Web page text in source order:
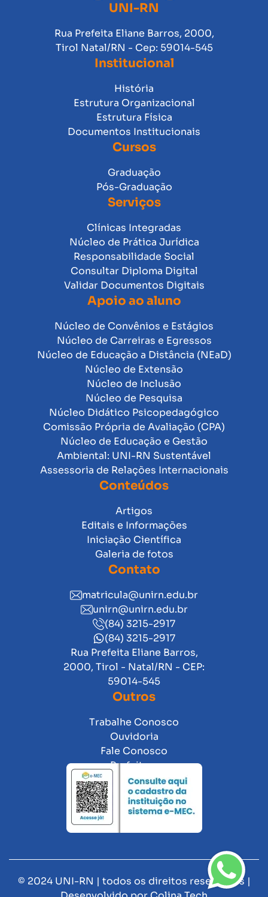
UNI-RN
Rua Prefeita Eliane Barros, 2000,
Tirol Natal/RN - Cep: 59014-545
Institucional
História
Estrutura Organizacional
Estrutura Física
Documentos Institucionais
Cursos
Graduação
Pós-Graduação
Serviços
Clínicas Integradas
Núcleo de Prática Jurídica
Responsabilidade Social
Consultar Diploma Digital
Validar Documentos Digitais
Apoio ao aluno
Núcleo de Convênios e Estágios
Núcleo de Carreiras e Egressos
Núcleo de Educação a Distância (NEaD)
Núcleo de Extensão
Núcleo de Inclusão
Núcleo de Pesquisa
Núcleo Didático Psicopedagógico
Comissão Própria de Avaliação (CPA)
Núcleo de Educação e Gestão
Ambiental: UNI-RN Sustentável
Assessoria de Relações Internacionais
Conteúdos
Artigos
Editais e Informações
Iniciação Científica
Galeria de fotos
Contato
matricula@unirn.edu.br
unirn@unirn.edu.br
(84) 3215-2917
(84) 3215-2917
Rua Prefeita Eliane Barros,
2000, Tirol - Natal/RN - CEP:
59014-545
Outros
Trabalhe Conosco
Ouvidoria
Fale Conosco
Prefeitura
© 2024 UNI-RN | todos os direitos reservados |